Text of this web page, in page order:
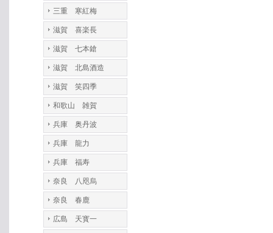
三重 寒紅梅
滋賀 喜楽長
滋賀 七本鎗
滋賀 北島酒造
滋賀 笑四季
和歌山 雑賀
兵庫 奥丹波
兵庫 龍力
兵庫 福寿
奈良 八咫烏
奈良 春鹿
広島 天寳一